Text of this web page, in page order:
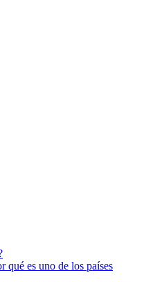
qué es uno de los países